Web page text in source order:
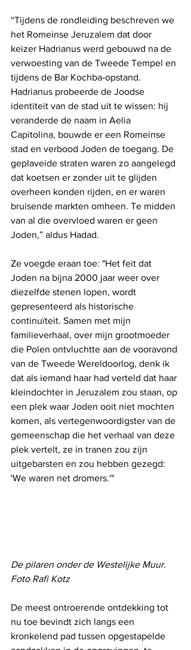
“Tijdens de rondleiding beschreven we
het Romeinse Jeruzalem dat door
keizer Hadrianus werd gebouwd na de
verwoesting van de Tweede Tempel en
tijdens de Bar Kochba-opstand.
Hadrianus probeerde de Joodse
identiteit van de stad uit te wissen: hij
veranderde de naam in Aelia
Capitolina, bouwde er een Romeinse
stad en verbood Joden de toegang. De
geplaveide straten waren zo aangelegd
dat koetsen er zonder uit te glijden
overheen konden rijden, en er waren
bruisende markten omheen. Te midden
van al die overvloed waren er geen
Joden,” aldus Hadad.
Ze voegde eraan toe: "Het feit dat
Joden na bijna 2000 jaar weer over
diezelfde stenen lopen, wordt
gepresenteerd als historische
continuïteit. Samen met mijn
familieverhaal, over mijn grootmoeder
die Polen ontvluchtte aan de vooravond
van de Tweede Wereldoorlog, denk ik
dat als iemand haar had verteld dat haar
kleindochter in Jeruzalem zou staan, op
een plek waar Joden ooit niet mochten
komen, als vertegenwoordigster van de
gemeenschap die het verhaal van deze
plek vertelt, ze in tranen zou zijn
uitgebarsten en zou hebben gezegd:
'We waren net dromers.'"
De pilaren onder de Westelijke Muur.
Foto Rafi Kotz
De meest ontroerende ontdekking tot
nu toe bevindt zich langs een
kronkelend pad tussen opgestapelde